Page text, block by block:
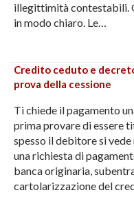
illegittimità contestabili.
in modo chiaro. Le…
Credito ceduto e
prova della cessione
Ti chiede il pagamento
prima provare di essere
spesso il debitore si
una richiesta di
banca originaria,
cartolarizzazione del